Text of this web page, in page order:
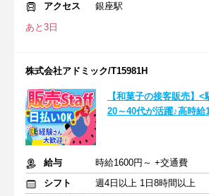
アクセス
銀座駅
あと3日
株式会社アドミック/T15981H
【和菓子の接客販売】
20～40代が活躍♪高時給
給与
時給1600円～ +交通費
シフト
週4日以上 1日8時間以上